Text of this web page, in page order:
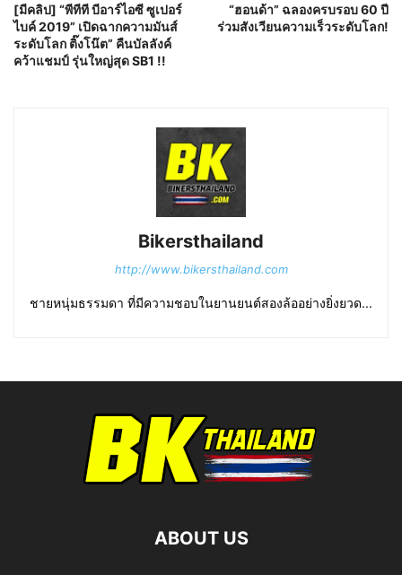
[มีคลิป] “พีทีที บีอาร์ไอซี ซูเปอร์
ไบค์ 2019” เปิดฉากความมันส์
ระดับโลก ติ๊งโน๊ต” คืนบัลลังค์
คว้าแชมป์ รุ่นใหญ่สุด SB1 !!
“ฮอนด้า” ฉลองครบรอบ 60 ปี
ร่วมสังเวียนความเร็วระดับโลก!
Bikersthailand
http://www.bikersthailand.com
ชายหนุ่มธรรมดา ที่มีความชอบในยานยนต์สองล้ออย่างยิ่งยวด...
ABOUT US